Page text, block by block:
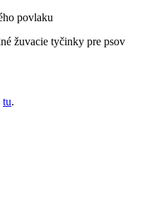
povlaku
žuvacie tyčinky pre psov
tu.